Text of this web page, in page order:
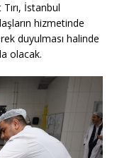
İstanbul
hizmetinde
duyulması halinde
olacak.